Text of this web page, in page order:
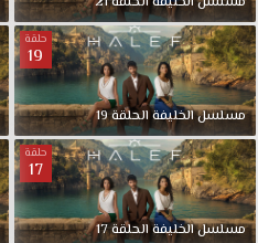
حلقة
19
مسلسل الخليفة الحلقة 19
حلقة
17
مسلسل الخليفة الحلقة 17